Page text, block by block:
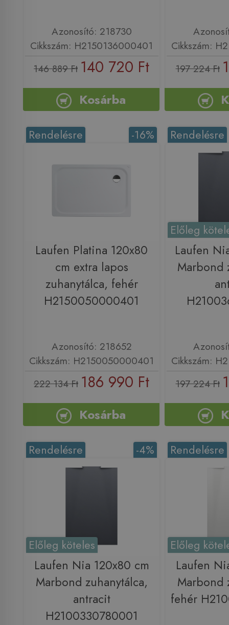
Azonosító: 218730
Cikkszám: H2150136000401
146 889 Ft 140 720 Ft
Kosárba
Cikkszám:
197 224 Ft
-16%
Rendelésre
Laufen Platina 120x80
cm extra lapos
zuhanytálca, fehér
H2150050000401
Azonosító: 218652
Cikkszám: H2150050000401
222 134 Ft 186 990 Ft
Kosárba
Rendelésre
Előleg
Laufen
Marbond
Cikkszám:
197 224 Ft
-4%
Rendelésre
Előleg köteles
Laufen Nia 120x80 cm
Marbond zuhanytálca,
antracit
H2100330780001
Rendelésre
Előleg
Laufen
Marbond
fehér